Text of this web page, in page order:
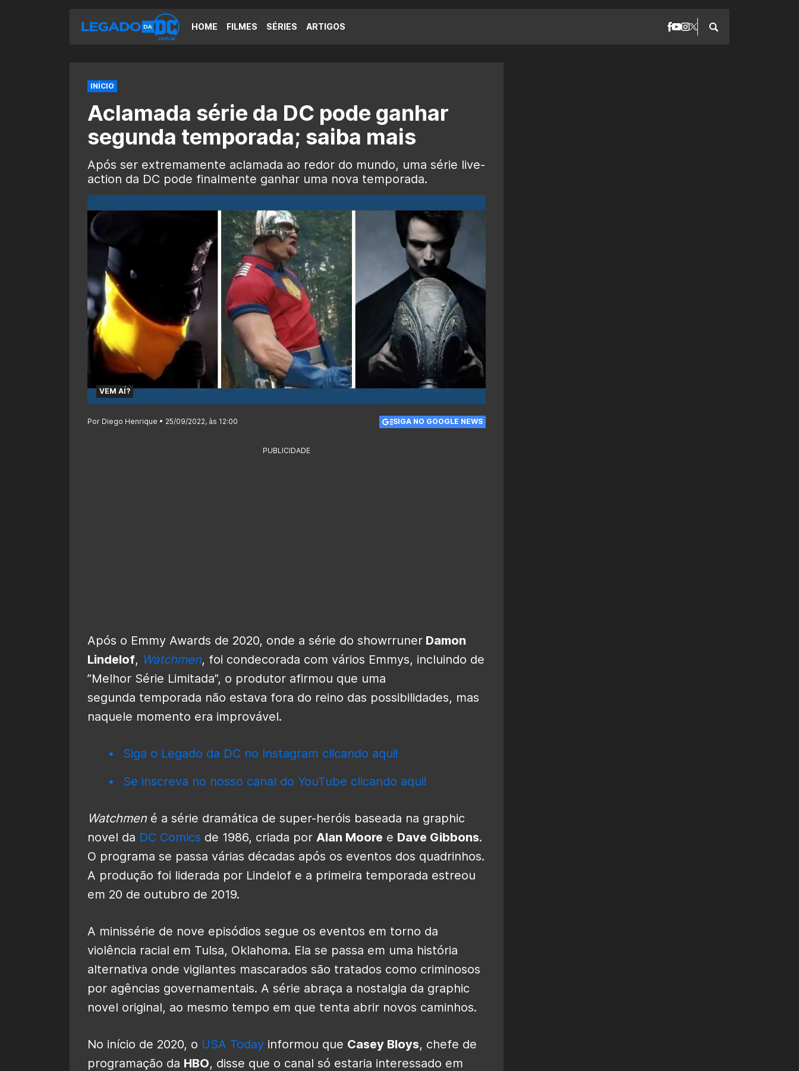
HOME FILMES SÉRIES ARTIGOS
INÍCIO
Aclamada série da DC pode ganhar
segunda temporada; saiba mais
Após ser extremamente aclamada ao redor do mundo, uma série live-
action da DC pode finalmente ganhar uma nova temporada.
VEM AÍ?
Por Diego Henrique • 25/09/2022, às 12:00 SIGA NO GOOGLE NEWS
PUBLICIDADE
Após o Emmy Awards de 2020, onde a série do showrruner Damon
Lindelof, Watchmen, foi condecorada com vários Emmys, incluindo de
”Melhor Série Limitada”, o produtor afirmou que uma
segunda temporada não estava fora do reino das possibilidades, mas
naquele momento era improvável.
Siga o Legado da DC no Instagram clicando aqui!
Se inscreva no nosso canal do YouTube clicando aqui!
Watchmen é a série dramática de super-heróis baseada na graphic
novel da DC Comics de 1986, criada por Alan Moore e Dave Gibbons.
O programa se passa várias décadas após os eventos dos quadrinhos.
A produção foi liderada por Lindelof e a primeira temporada estreou
em 20 de outubro de 2019.
A minissérie de nove episódios segue os eventos em torno da
violência racial em Tulsa, Oklahoma. Ela se passa em uma história
alternativa onde vigilantes mascarados são tratados como criminosos
por agências governamentais. A série abraça a nostalgia da graphic
novel original, ao mesmo tempo em que tenta abrir novos caminhos.
No início de 2020, o USA Today informou que Casey Bloys, chefe de
programação da HBO, disse que o canal só estaria interessado em